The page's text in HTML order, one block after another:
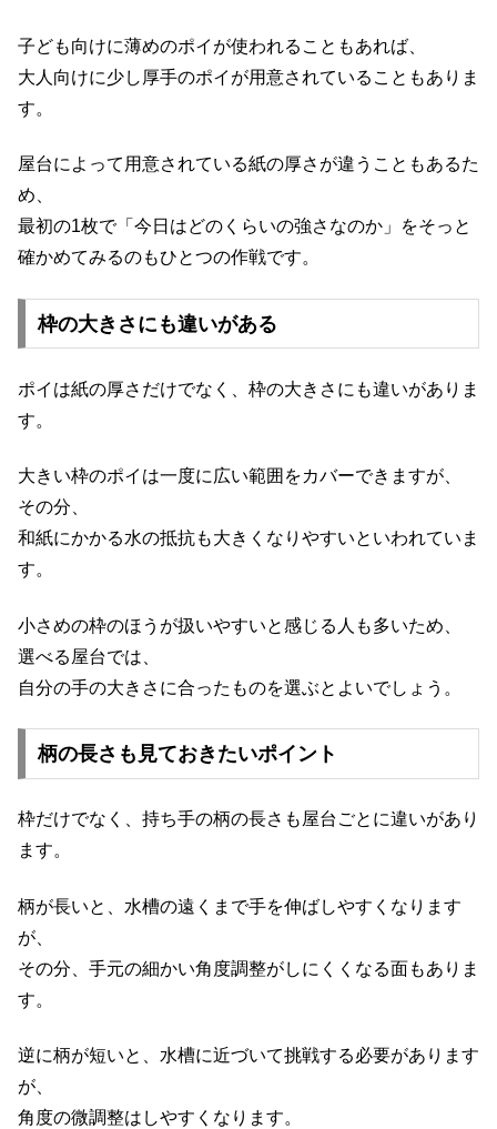
子ども向けに薄めのポイが使われることもあれば、
大人向けに少し厚手のポイが用意されていることもありま
す。
屋台によって用意されている紙の厚さが違うこともあるた
め、
最初の1枚で「今日はどのくらいの強さなのか」をそっと
確かめてみるのもひとつの作戦です。
枠の大きさにも違いがある
ポイは紙の厚さだけでなく、枠の大きさにも違いがありま
す。
大きい枠のポイは一度に広い範囲をカバーできますが、
その分、
和紙にかかる水の抵抗も大きくなりやすいといわれていま
す。
小さめの枠のほうが扱いやすいと感じる人も多いため、
選べる屋台では、
自分の手の大きさに合ったものを選ぶとよいでしょう。
柄の長さも見ておきたいポイント
枠だけでなく、持ち手の柄の長さも屋台ごとに違いがあり
ます。
柄が長いと、水槽の遠くまで手を伸ばしやすくなります
が、
その分、手元の細かい角度調整がしにくくなる面もありま
す。
逆に柄が短いと、水槽に近づいて挑戦する必要があります
が、
角度の微調整はしやすくなります。